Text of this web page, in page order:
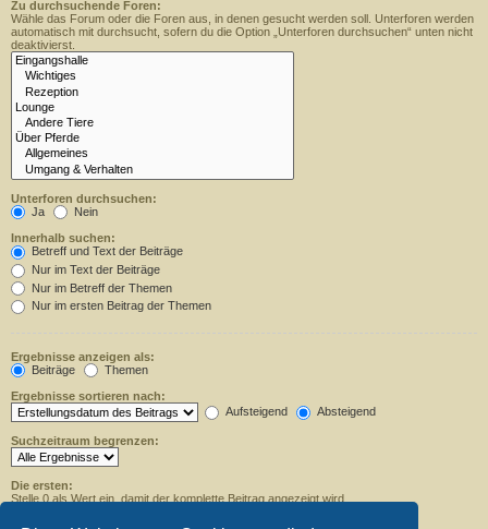
Zu durchsuchende Foren:
Wähle das Forum oder die Foren aus, in denen gesucht werden soll. Unterforen werden
automatisch mit durchsucht, sofern du die Option „Unterforen durchsuchen“ unten nicht
deaktivierst.
Unterforen durchsuchen:
Ja
Nein
Innerhalb suchen:
Betreff und Text der Beiträge
Nur im Text der Beiträge
Nur im Betreff der Themen
Nur im ersten Beitrag der Themen
Ergebnisse anzeigen als:
Beiträge
Themen
Ergebnisse sortieren nach:
Aufsteigend
Absteigend
Suchzeitraum begrenzen:
Die ersten:
Stelle 0 als Wert ein, damit der komplette Beitrag angezeigt wird.